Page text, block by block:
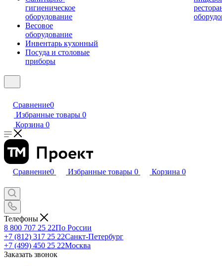
гигиеническое
оборудование
Весовое
оборудование
Инвентарь кухонный
Посуда и столовые
приборы
Сравнение0
Избранные товары 0
Корзина 0
Сравнение0 Избранные товары 0 Корзина 0
Телефоны
8 800 707 25 22По России
+7 (812) 317 25 22Санкт-Петербург
+7 (499) 450 25 22Москва
Заказать звонок